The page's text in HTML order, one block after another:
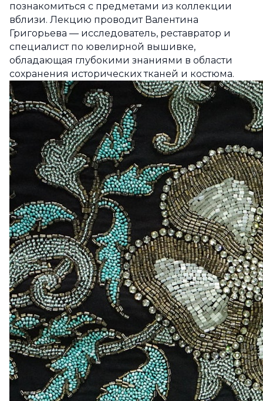
познакомиться с предметами из коллекции
вблизи. Лекцию проводит Валентина
Григорьева — исследователь, реставратор и
специалист по ювелирной вышивке,
обладающая глубокими знаниями в области
сохранения исторических тканей и костюма.